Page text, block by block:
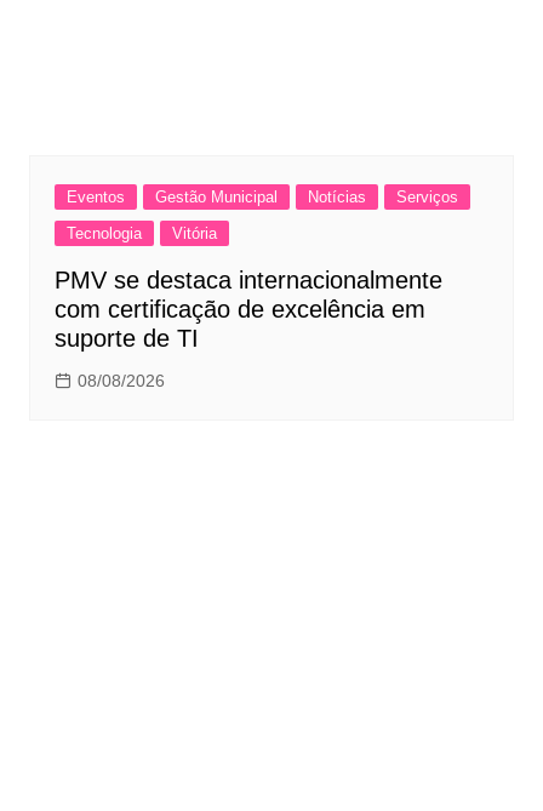
Eventos Gestão Municipal Notícias
Serviços
Tecnologia
Vitória
PMV se destaca internacionalmente
com certificação de excelência em
suporte de TI
08/08/2026